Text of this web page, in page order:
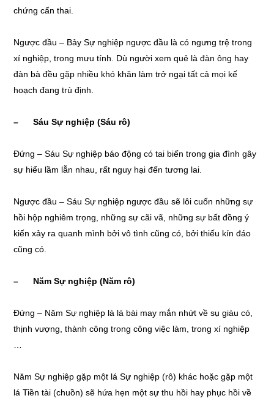
chứng cấn thai.
Ngược đầu – Bảy Sự nghiệp ngược đầu là có ngưng trệ trong
xí nghiệp, trong mưu tính. Dù người xem quẻ là đàn ông hay
đàn bà đều gặp nhiều khó khăn làm trở ngại tất cả mọi kế
hoạch đang trù định.
– Sáu Sự nghiệp (Sáu rô)
Đứng – Sáu Sự nghiệp báo động có tai biến trong gia đình gây
sự hiểu lầm lẫn nhau, rất nguy hại đến tương lai.
Ngược đầu – Sáu Sự nghiệp ngược đầu sẽ lôi cuốn những sự
hồi hộp nghiêm trọng, những sự cãi vã, những sự bất đồng ý
kiến xảy ra quanh mình bởi vô tình cũng có, bởi thiếu kín đáo
cũng có.
– Năm Sự nghiệp (Năm rô)
Đứng – Năm Sự nghiệp là lá bài may mắn nhứt về sụ giàu có,
thịnh vượng, thành công trong công việc làm, trong xí nghiệp
Năm Sự nghiệp gặp một lá Sự nghiệp (rô) khác hoặc gặp một
lá Tiền tài (chuồn) sẽ hứa hẹn một sự thu hồi hay phục hồi về